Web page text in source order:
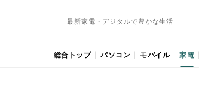
最新家電・デジタルで豊かな生活
総合トップ パソコン モバイル 家電